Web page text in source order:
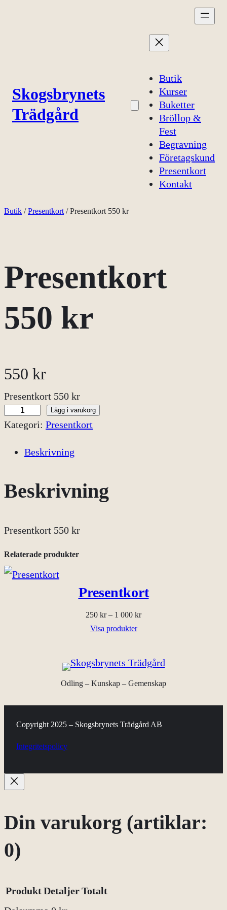
Skogsbrynets
Trädgård
Butik
Kurser
Buketter
Bröllop &
Fest
Begravning
Företagskund
Presentkort
Kontakt
Butik /Presentkort / Presentkort 550 kr
Presentkort
550 kr
550 kr
Presentkort 550 kr
P
r
e
n
k
o
r
ä
Lägg i varukorg
Kategori: Presentkort
Beskrivning
Beskrivning
Presentkort 550 kr
Relaterade produkter
Presentkort
250 kr – 1 000 krPrisintervall:
000 kr
Visa produkter
Odling – Kunskap – Gemenskap
Copyright 2025 – Skogsbrynets Trädgård AB
Integritetspolicy
Din varukorg (artiklar:
0)
ProduktDetaljerTotalt